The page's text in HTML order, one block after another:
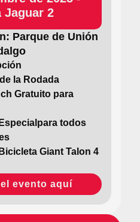
Jaguar 2
Parque de Unión
la Rodada
Gratuito para
todos
Giant Talon 4
evento aquí